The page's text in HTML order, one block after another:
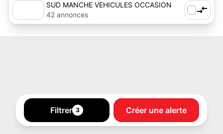
SUD MANCHE VEHICULES OCCASION
42 annonces
Filtrer 3 Créer une alerte